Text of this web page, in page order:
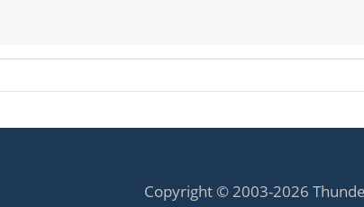
Copyright © 2003-2026